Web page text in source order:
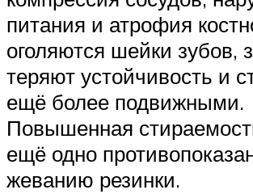
питания и атрофия
оголяются шейки зубов,
теряют устойчивость и
ещё более подвижными.
Повышенная
ещё одно
жеванию резинки.